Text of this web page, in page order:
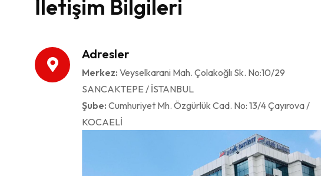
İletişim Bilgileri
Adresler
Merkez: Veyselkarani Mah. Çolakoğlı Sk. No:10/29
SANCAKTEPE / İSTANBUL
Şube: Cumhuriyet Mh. Özgürlük Cad. No: 13/4 Çayırova /
KOCAELİ